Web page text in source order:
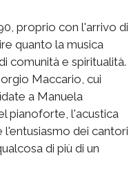
proprio con l'arrivo di
quanto la musica
comunità e spiritualità.
Maccario, cui
a Manuela
pianoforte, l'acustica
l'entusiasmo dei cantori
di più di un